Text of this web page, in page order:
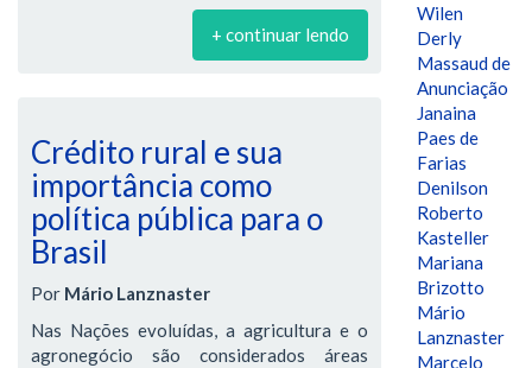
+ continuar lendo
Crédito rural e sua
importância como
política pública para o
Brasil
Por Mário Lanznaster
Nas Nações evoluídas, a agricultura e o
agronegócio são considerados áreas
Wilen
Derly
Massaud de
Anunciação
Janaina
Paes de
Farias
Denilson
Roberto
Kasteller
Mariana
Brizotto
Mário
Lanznaster
Marcelo